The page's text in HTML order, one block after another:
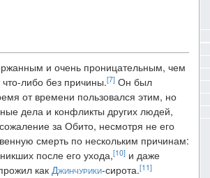
и очень проницательным, чем
либо без причины.[7] Он был
от времени пользовался этим, но
дела и конфликты других людей,
за Обито, несмотря не его
смерть по нескольким причинам:
после его ухода,[10] и даже
как Джинчурики-сирота.[11]